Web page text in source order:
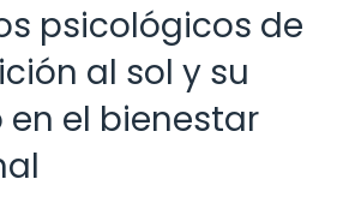
psicológicos de
al sol y su
el bienestar